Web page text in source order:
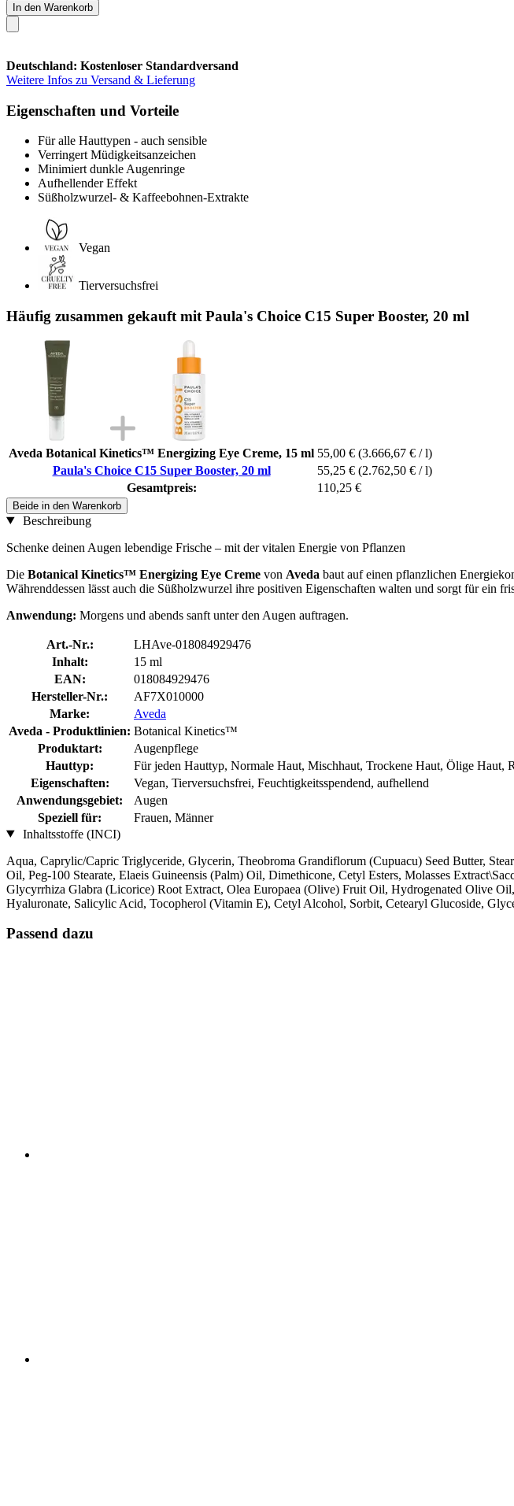
In den Warenkorb
Deutschland: Kostenloser Standardversand
Weitere Infos zu Versand & Lieferung
Eigenschaften und Vorteile
Für alle Hauttypen - auch sensible
Verringert Müdigkeitsanzeichen
Minimiert dunkle Augenringe
Aufhellender Effekt
Süßholzwurzel- & Kaffeebohnen-Extrakte
Vegan
Tierversuchsfrei
Häufig zusammen gekauft mit Paula's Choice C15 Super Booster, 20 ml
Aveda Botanical Kinetics™ Energizing Eye Creme, 15 ml 55,00 € (3.666,67 € / l)
Paula's Choice C15 Super Booster, 20 ml
55,25 € (2.762,50 € / l)
Gesamtpreis:
110,25 €
Beide in den Warenkorb
Beschreibung
Schenke deinen Augen lebendige Frische – mit der vitalen Energie von Pflanzen
Die Botanical Kinetics™ Energizing Eye Creme von Aveda baut auf einen pflanzlichen
Währenddessen lässt auch die Süßholzwurzel ihre positiven Eigenschaften walten und sorgt für ein
Anwendung: Morgens und abends sanft unter den Augen auftragen.
Art.-Nr.:
LHAve-018084929476
Inhalt:
15 ml
EAN:
018084929476
Hersteller-Nr.:
AF7X010000
Marke:
Aveda
Aveda - Produktlinien: Botanical Kinetics™
Produktart:
Augenpflege
Hauttyp:
Für jeden Hauttyp, Normale Haut, Mischhaut, Trockene Haut, Ölige Haut,
Eigenschaften:
Vegan, Tierversuchsfrei, Feuchtigkeitsspendend, aufhellend
Anwendungsgebiet:
Augen
Speziell für:
Frauen, Männer
Inhaltsstoffe (INCI)
Aqua, Caprylic/Capric Triglyceride, Glycerin, Theobroma Grandiflorum (Cupuacu) Seed Butter,
Oil, Peg-100 Stearate, Elaeis Guineensis (Palm) Oil, Dimethicone, Cetyl Esters, Molasses
Glycyrrhiza Glabra (Licorice) Root Extract, Olea Europaea (Olive) Fruit Oil, Hydrogenated Olive
Hyaluronate, Salicylic Acid, Tocopherol (Vitamin E), Cetyl Alcohol, Sorbit, Cetearyl Glucoside,
Passend dazu